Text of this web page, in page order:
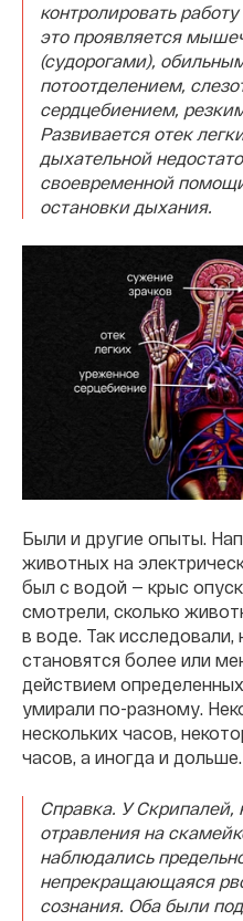
контролировать
это проявляется
(судорогами),
потоотделением,
сердцебиением,
Развивается отек
дыхательной
своевременной
остановки дыхания.
Были и другие опыты.
животных на
был с водой — крыс
смотрели, сколько
в воде. Так
становятся более или
действием
умирали по-разному.
нескольких часов,
часов, а иногда и дольше.
Справка. У Скрипалей,
отравления на
наблюдались
непрекращающаяся
сознания. Оба были